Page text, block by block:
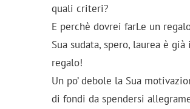
quali criteri?
E perchè dovrei farLe un
Sua sudata, spero, laurea è
regalo!
Un po’ debole la Sua
di fondi da spendersi